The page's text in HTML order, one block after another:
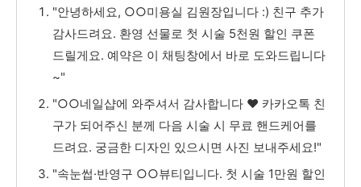
"안녕하세요, ○○미용실 김원장입니다 :) 친구 추가
감사드려요. 환영 선물로 첫 시술 5천원 할인 쿠폰
드릴게요. 예약은 이 채팅창에서 바로 도와드립니다
~"
"○○네일샵에 와주셔서 감사합니다 ♥ 카카오톡 친
구가 되어주신 분께 다음 시술 시 무료 핸드케어를
드려요. 궁금한 디자인 있으시면 사진 보내주세요!"
"속눈썹·반영구 ○○뷰티입니다. 첫 시술 1만원 할인